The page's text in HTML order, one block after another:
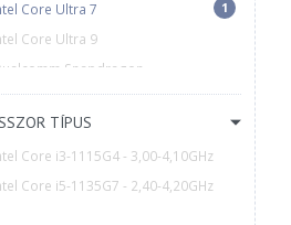
Core Ultra 7
1
Core Ultra 9
Snapdragon
TÍPUS
Core i3-1115G4 - 3,00-4,10GHz
Core i5-1135G7 - 2,40-4,20GHz